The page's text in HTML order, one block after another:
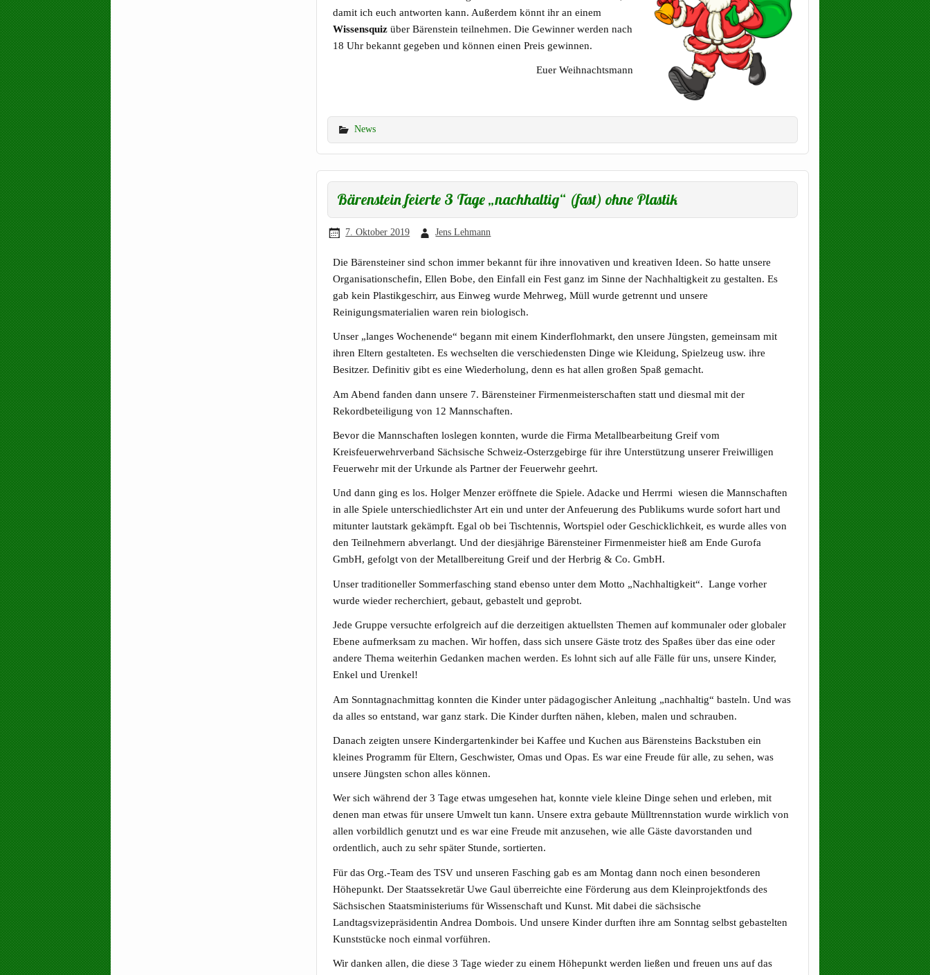
damit ich euch antworten kann. Außerdem könnt ihr an einem
Wissensquizüber Bärenstein teilnehmen. Die Gewinner werden nach
18 Uhr bekannt gegeben und können einen Preis gewinnen.
Euer Weihnachtsmann
News
Bärenstein feierte 3 Tage „nachhaltig“ (fast) ohne Plastik
7. Oktober 2019 Jens Lehmann
Die Bärensteiner sind schon immer bekannt für ihre innovativen und kreativen Ideen. So hatte unsere
Organisationschefin, Ellen Bobe, den Einfall ein Fest ganz im Sinne der Nachhaltigkeit zu gestalten. Es
gab kein Plastikgeschirr, aus Einweg wurde Mehrweg, Müll wurde getrennt und unsere
Reinigungsmaterialien waren rein biologisch.
Unser „langes Wochenende“ begann mit einem Kinderflohmarkt, den unsere Jüngsten, gemeinsam mit
ihren Eltern gestalteten. Es wechselten die verschiedensten Dinge wie Kleidung, Spielzeug usw. ihre
Besitzer. Definitiv gibt es eine Wiederholung, denn es hat allen großen Spaß gemacht.
Am Abend fanden dann unsere 7. Bärensteiner Firmenmeisterschaften statt und diesmal mit der
Rekordbeteiligung von 12 Mannschaften.
Bevor die Mannschaften loslegen konnten, wurde die Firma Metallbearbeitung Greif vom
Kreisfeuerwehrverband Sächsische Schweiz-Osterzgebirge für ihre Unterstützung unserer Freiwilligen
Feuerwehr mit der Urkunde als Partner der Feuerwehr geehrt.
Und dann ging es los. Holger Menzer eröffnete die Spiele. Adacke und Herrmi wiesen die Mannschaften
in alle Spiele unterschiedlichster Art ein und unter der Anfeuerung des Publikums wurde sofort hart und
mitunter lautstark gekämpft. Egal ob bei Tischtennis, Wortspiel oder Geschicklichkeit, es wurde alles von
den Teilnehmern abverlangt. Und der diesjährige Bärensteiner Firmenmeister hieß am Ende Gurofa
GmbH, gefolgt von der Metallbereitung Greif und der Herbrig & Co. GmbH.
Unser traditioneller Sommerfasching stand ebenso unter dem Motto „Nachhaltigkeit“. Lange vorher
wurde wieder recherchiert, gebaut, gebastelt und geprobt.
Jede Gruppe versuchte erfolgreich auf die derzeitigen aktuellsten Themen auf kommunaler oder globaler
Ebene aufmerksam zu machen. Wir hoffen, dass sich unsere Gäste trotz des Spaßes über das eine oder
andere Thema weiterhin Gedanken machen werden. Es lohnt sich auf alle Fälle für uns, unsere Kinder,
Enkel und Urenkel!
Am Sonntagnachmittag konnten die Kinder unter pädagogischer Anleitung „nachhaltig“ basteln. Und was
da alles so entstand, war ganz stark. Die Kinder durften nähen, kleben, malen und schrauben.
Danach zeigten unsere Kindergartenkinder bei Kaffee und Kuchen aus Bärensteins Backstuben ein
kleines Programm für Eltern, Geschwister, Omas und Opas. Es war eine Freude für alle, zu sehen, was
unsere Jüngsten schon alles können.
Wer sich während der 3 Tage etwas umgesehen hat, konnte viele kleine Dinge sehen und erleben, mit
denen man etwas für unsere Umwelt tun kann. Unsere extra gebaute Mülltrennstation wurde wirklich von
allen vorbildlich genutzt und es war eine Freude mit anzusehen, wie alle Gäste davorstanden und
ordentlich, auch zu sehr später Stunde, sortierten.
Für das Org.-Team des TSV und unseren Fasching gab es am Montag dann noch einen besonderen
Höhepunkt. Der Staatssekretär Uwe Gaul überreichte eine Förderung aus dem Kleinprojektfonds des
Sächsischen Staatsministeriums für Wissenschaft und Kunst. Mit dabei die sächsische
Landtagsvizepräsidentin Andrea Dombois. Und unsere Kinder durften ihre am Sonntag selbst gebastelten
Kunststücke noch einmal vorführen.
Wir danken allen, die diese 3 Tage wieder zu einem Höhepunkt werden ließen und freuen uns auf das